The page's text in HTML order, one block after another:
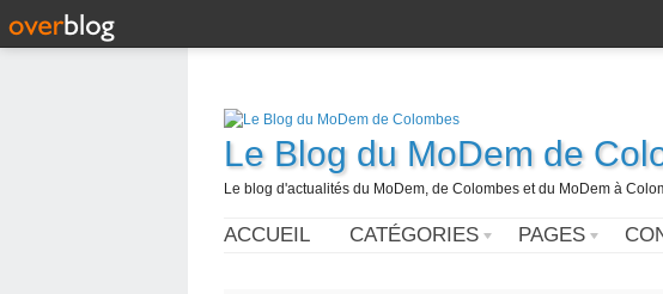
Le Blog du MoDem de
Le blog d'actualités du MoDem, de Colombes et du MoDem à
ACCUEIL CATÉGORIES PAGES